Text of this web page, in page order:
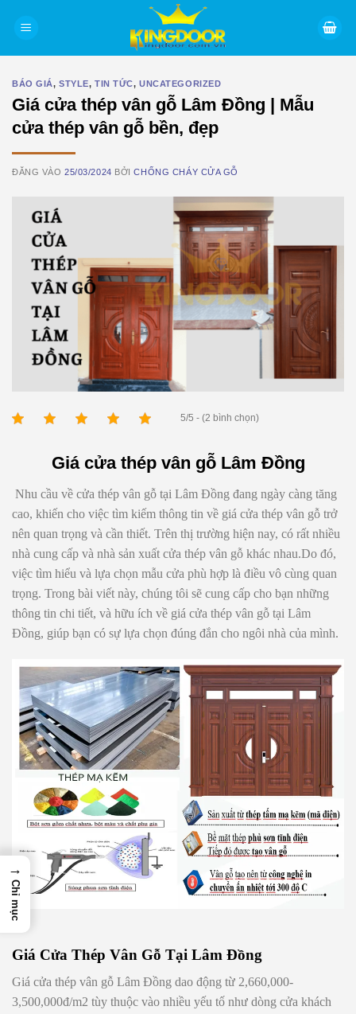
BÁO GIÁ,STYLE, TIN TỨC,UNCATEGORIZED
Giá cửa thép vân gỗ Lâm Đồng | Mẫu
cửa thép vân gỗ bền, đẹp
ĐĂNG VÀO25/03/2024 BỞICHỐNG CHÁY CỬA GỖ
5/5 - (2 bình chọn)
Giá cửa thép vân gỗ Lâm Đồng
Nhu cầu về cửa thép vân gỗ tại Lâm Đồng đang ngày càng tăng
cao, khiến cho việc tìm kiếm thông tin về giá cửa thép vân gỗ trở
nên quan trọng và cần thiết. Trên thị trường hiện nay, có rất nhiều
nhà cung cấp và nhà sản xuất cửa thép vân gỗ khác nhau.Do đó,
việc tìm hiểu và lựa chọn mẫu cửa phù hợp là điều vô cùng quan
trọng. Trong bài viết này, chúng tôi sẽ cung cấp cho bạn những
thông tin chi tiết, và hữu ích về giá cửa thép vân gỗ tại Lâm
Đồng, giúp bạn có sự lựa chọn đúng đắn cho ngôi nhà của mình.
Giá Cửa Thép Vân Gỗ Tại Lâm Đồng
Giá cửa thép vân gỗ Lâm Đồng dao động từ 2,660,000-
3,500,000đ/m2 tùy thuộc vào nhiều yếu tố như dòng cửa khách
→
Chỉ mục